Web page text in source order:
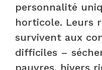
personnalité
horticole. Leurs
survivent aux
difficiles –
pauvres, hivers